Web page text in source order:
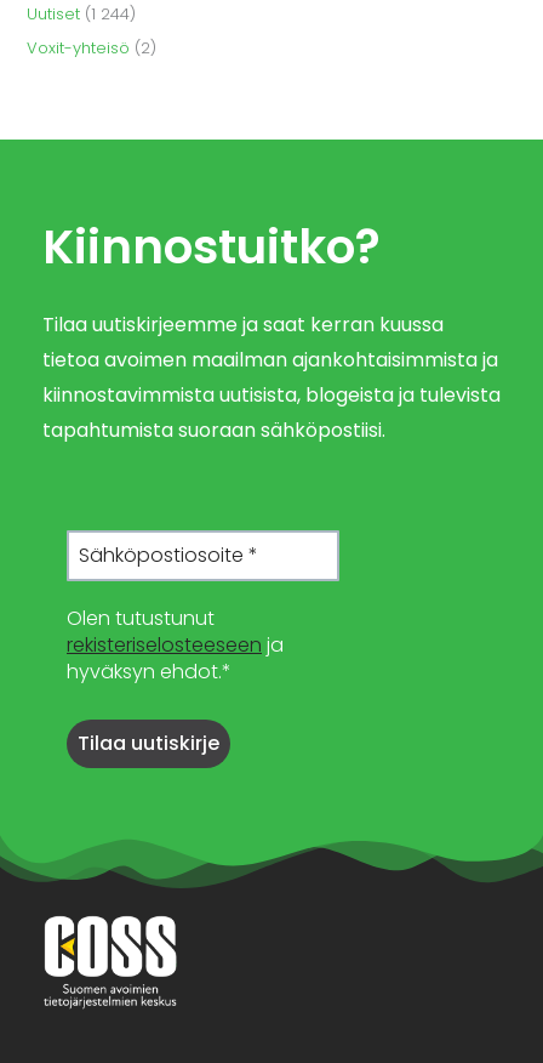
Uutiset (1 244)
Voxit-yhteisö (2)
Kiinnostuitko?
Tilaa uutiskirjeemme ja saat kerran kuussa
tietoa avoimen maailman ajankohtaisimmista ja
kiinnostavimmista uutisista, blogeista ja tulevista
tapahtumista suoraan sähköpostiisi.
Olen tutustunut
rekisteriselosteeseen ja
hyväksyn ehdot.*